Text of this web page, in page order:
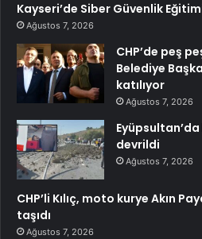
Kayseri’de Siber Güvenlik
Ağustos 7, 2026
CHP’de peş
Belediye
katılıyor
Ağustos 7, 2026
devrildi
Ağustos 7, 2026
CHP’li Kılıç, moto kurye Akın
taşıdı
Ağustos 7, 2026